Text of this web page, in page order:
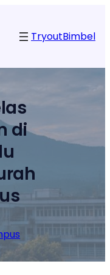
TryoutBimbel
di